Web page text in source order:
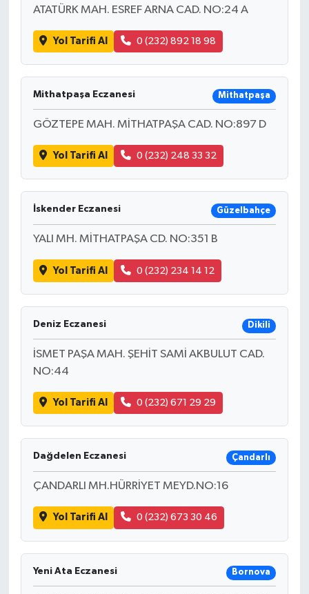
ATATÜRK MAH. ESREF ARNA CAD. NO:24 A
Yol Tarifi Al 0 (232) 892 18 98
Mithatpaşa Eczanesi Mithatpaşa
GÖZTEPE MAH. MİTHATPAŞA CAD. NO:897 D
Yol Tarifi Al 0 (232) 248 33 32
İskender Eczanesi Güzelbahçe
YALI MH. MİTHATPAŞA CD. NO:351 B
Yol Tarifi Al 0 (232) 234 14 12
Deniz Eczanesi Dikili
İSMET PAŞA MAH. ŞEHİT SAMİ AKBULUT CAD.
NO:44
Yol Tarifi Al 0 (232) 671 29 29
Dağdelen Eczanesi Çandarlı
ÇANDARLI MH.HÜRRİYET MEYD.NO:16
Yol Tarifi Al 0 (232) 673 30 46
Yeni Ata Eczanesi Bornova